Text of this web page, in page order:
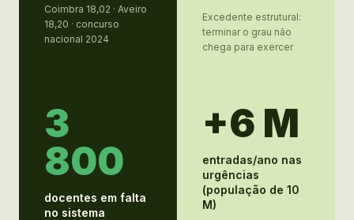
Coimbra 18,02 · Aveiro
18,20 · concurso
nacional 2024
Excedente estrutural:
terminar o grau não
chega para exercer
3
800
docentes em falta
no sistema
+6 M
entradas/ano nas
urgências
(população de 10
M)